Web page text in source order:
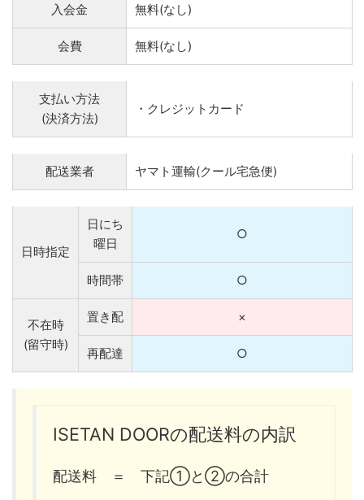
入会金 無料(なし)
会費 無料(なし)
支払い方法
(決済方法)
・クレジットカード
配送業者 ヤマト運輸(クール宅急便)
日時指定
日にち
曜日
○
時間帯 ○
不在時
(留守時)
置き配 ×
再配達 ○
ISETAN DOORの配送料の内訳
配送料 ＝ 下記①と②の合計